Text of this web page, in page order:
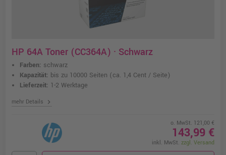
HP 64A Toner (CC364A) · Schwarz
Farben: schwarz
Kapazität: bis zu 10000 Seiten (ca. 1,4 Cent / Seite)
Lieferzeit: 1-2 Werktage
mehr Details chevron_right
o. MwSt. 121,00 €
143,99 €
inkl. MwSt. zzgl. Versand